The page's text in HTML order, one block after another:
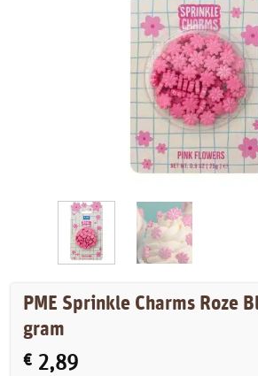
PME Sprinkle Charms Roze
gram
€ 2,89